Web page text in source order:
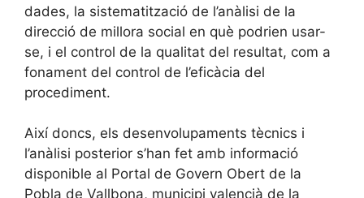
dades, la sistematització de l’anàlisi de la
direcció de millora social en què podrien usar-
se, i el control de la qualitat del resultat, com a
fonament del control de l’eficàcia del
procediment.
Així doncs, els desenvolupaments tècnics i
l’anàlisi posterior s’han fet amb informació
disponible al Portal de Govern Obert de la
Pobla de Vallbona, municipi valencià de la